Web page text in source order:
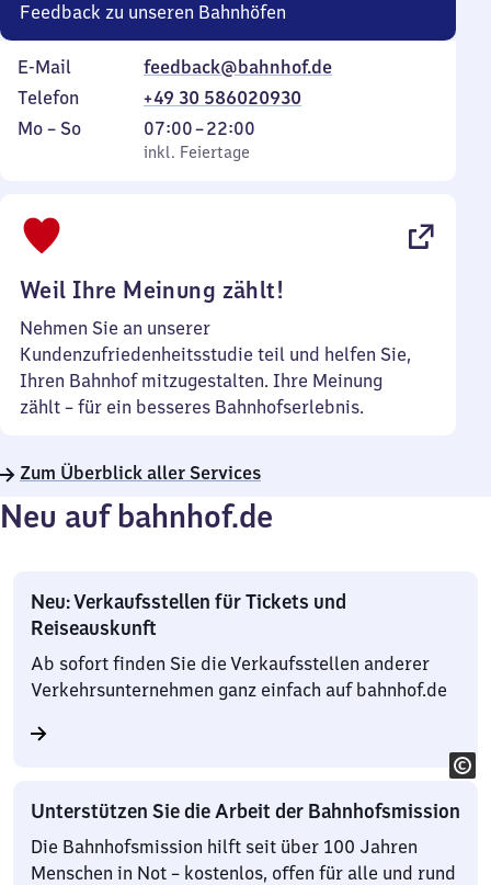
Feedback zu unseren Bahnhöfen
E-Mail
feedback@bahnhof.de
Telefon
+49 30 586020930
Montag
Mo – So,
inkl. Feiertage
07:00–22:00
Von
7
inkl. Feiertage
Weil Ihre Meinung zählt!
Nehmen Sie an unserer
Kundenzufriedenheitsstudie teil und helfen Sie,
Ihren Bahnhof mitzugestalten. Ihre Meinung
zählt – für ein besseres Bahnhofserlebnis.
Zum Überblick aller Services
Neu auf bahnhof.de
Neu: Verkaufsstellen für Tickets und
Reiseauskunft
Ab sofort finden Sie die Verkaufsstellen anderer
Verkehrsunternehmen ganz einfach auf bahnhof.de
Unterstützen Sie die Arbeit der Bahnhofsmission
Die Bahnhofsmission hilft seit über 100 Jahren
Menschen in Not – kostenlos, offen für alle und rund